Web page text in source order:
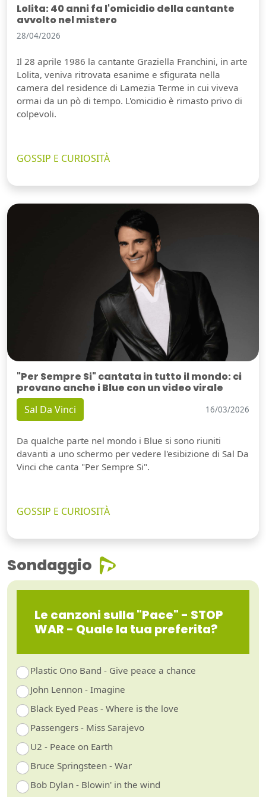
Lolita: 40 anni fa l'omicidio della cantante
avvolto nel mistero
28/04/2026
Il 28 aprile 1986 la cantante Graziella Franchini, in arte
Lolita, veniva ritrovata esanime e sfigurata nella
camera del residence di Lamezia Terme in cui viveva
ormai da un pò di tempo. L'omicidio è rimasto privo di
colpevoli.
GOSSIP E CURIOSITÀ
"Per Sempre Si" cantata in tutto il mondo: ci
provano anche i Blue con un video virale
Sal Da Vinci 16/03/2026
Da qualche parte nel mondo i Blue si sono riuniti
davanti a uno schermo per vedere l'esibizione di Sal Da
Vinci che canta "Per Sempre Si".
GOSSIP E CURIOSITÀ
Sondaggio
Le canzoni sulla "Pace" - STOP
WAR - Quale la tua preferita?
Plastic Ono Band - Give peace a chance
John Lennon - Imagine
Black Eyed Peas - Where is the love
Passengers - Miss Sarajevo
U2 - Peace on Earth
Bruce Springsteen - War
Bob Dylan - Blowin' in the wind